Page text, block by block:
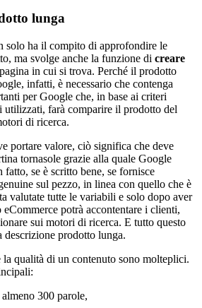
lunga
solo ha il compito di approfondire le
ma svolge anche la funzione di creare
in cui si trova. Perché il prodotto
infatti, è necessario che contenga
per Google che, in base ai criteri
utilizzati, farà comparire il prodotto del
di ricerca.
portare valore, ciò significa che deve
tornasole grazie alla quale Google
fatto, se è scritto bene, se fornisce
sul pezzo, in linea con quello che è
valutate tutte le variabili e solo dopo aver
potrà accontentare i clienti,
sui motori di ricerca. E tutto questo
descrizione prodotto lunga.
qualità di un contenuto sono molteplici.
300 parole,